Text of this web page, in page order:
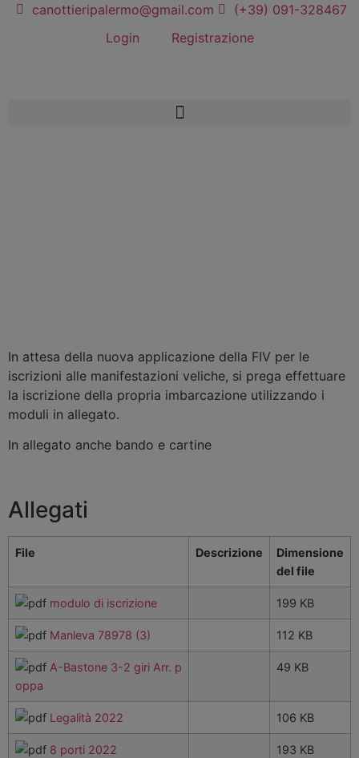
canottieripalermo@gmail.com
(+39) 091-328467
Login
Registrazione
In attesa della nuova applicazione della FIV per le
iscrizioni alle manifestazioni veliche, si prega effettuare
la iscrizione della propria imbarcazione utilizzando i
moduli in allegato.
In allegato anche bando e cartine
Allegati
File Descrizione
Dimensione
del file
modulo di iscrizione 199 KB
Manleva 78978 (3) 112 KB
A-Bastone 3-2 giri Arr. p
oppa
49 KB
Legalità 2022 106 KB
8 porti 2022 193 KB